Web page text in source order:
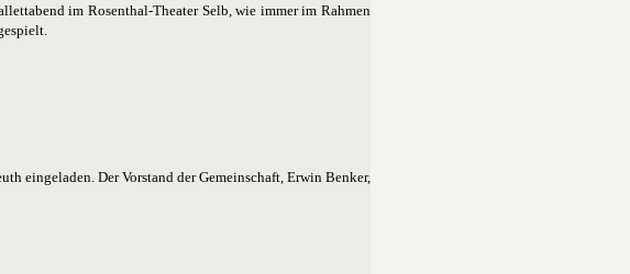
im Rosenthal-Theater Selb, wie immer im Rahmen
eingeladen. Der Vorstand der Gemeinschaft, Erwin Benker,